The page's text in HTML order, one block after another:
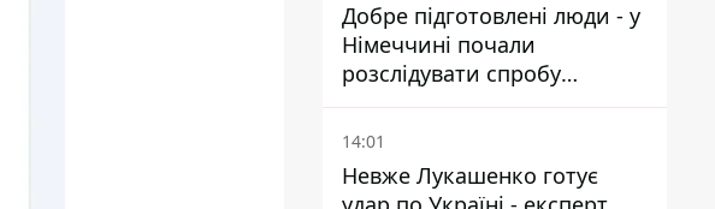
Добре підготовлені люди - у
Німеччині почали
розслідувати спробу
вдарити дроном по
українському літаку на
14:01
Невже Лукашенко готує